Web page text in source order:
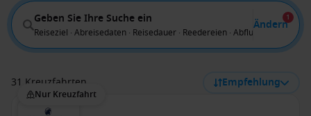
Geben Sie Ihre Suche ein
Reiseziel · Abreisedaten · Reisedauer · Reedereien · Abflug von
Ändern
1
31 Kreuzfahrten Empfehlung
Nur Kreuzfahrt